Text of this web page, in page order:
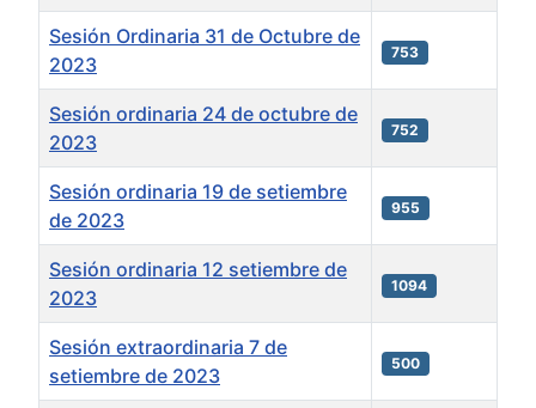
Sesión Ordinaria 31 de Octubre de
2023
753
Sesión ordinaria 24 de octubre de
2023
752
Sesión ordinaria 19 de setiembre
de 2023
955
Sesión ordinaria 12 setiembre de
2023
1094
Sesión extraordinaria 7 de
setiembre de 2023
500